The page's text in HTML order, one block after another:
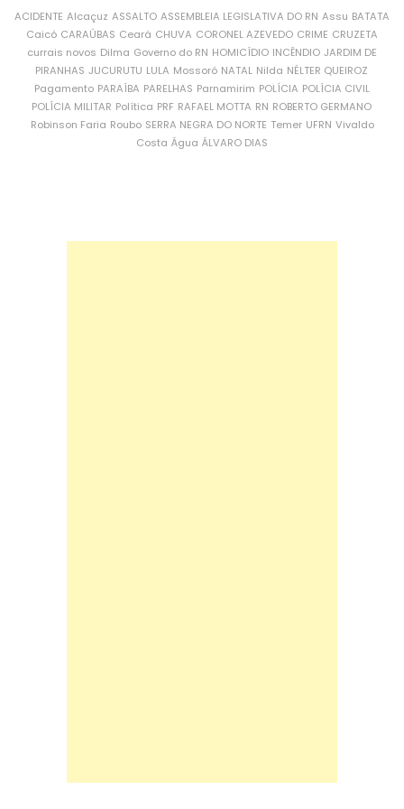
ACIDENTE Alcaçuz ASSALTO ASSEMBLEIA LEGISLATIVA DO RN Assu BATATA
Caicó CARAÚBAS Ceará CHUVA CORONEL AZEVEDO CRIME CRUZETA
currais novos Dilma Governo do RN HOMICÍDIO INCÊNDIO JARDIM DE
PIRANHAS JUCURUTU LULA Mossoró NATAL Nilda NÉLTER QUEIROZ
Pagamento PARAÍBA PARELHAS Parnamirim POLÍCIA POLÍCIA CIVIL
POLÍCIA MILITAR Política PRF RAFAEL MOTTA RN ROBERTO GERMANO
Robinson Faria Roubo SERRA NEGRA DO NORTE Temer UFRN Vivaldo
Costa Água ÁLVARO DIAS